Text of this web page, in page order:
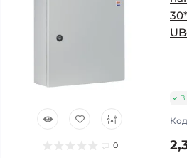
0
В